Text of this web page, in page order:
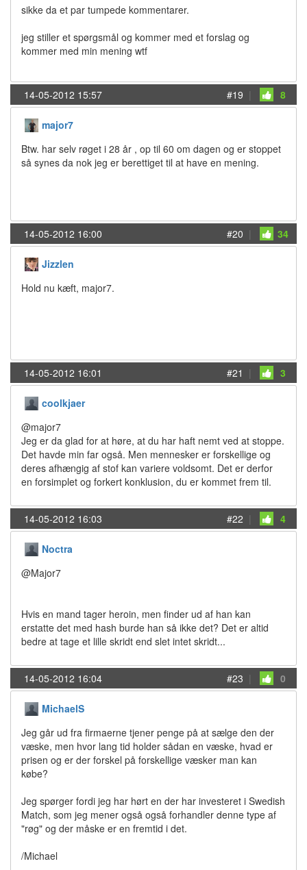
sikke da et par tumpede kommentarer.
jeg stiller et spørgsmål og kommer med et forslag og
kommer med min mening wtf
14-05-2012 15:57 #19 | 8
major7
Btw. har selv røget i 28 år , op til 60 om dagen og er stoppet
så synes da nok jeg er berettiget til at have en mening.
14-05-2012 16:00 #20 | 34
Jizzlen
Hold nu kæft, major7.
14-05-2012 16:01 #21 | 3
coolkjaer
@major7
Jeg er da glad for at høre, at du har haft nemt ved at stoppe.
Det havde min far også. Men mennesker er forskellige og
deres afhængig af stof kan variere voldsomt. Det er derfor
en forsimplet og forkert konklusion, du er kommet frem til.
14-05-2012 16:03 #22 | 4
Noctra
@Major7
Hvis en mand tager heroin, men finder ud af han kan
erstatte det med hash burde han så ikke det? Det er altid
bedre at tage et lille skridt end slet intet skridt...
14-05-2012 16:04 #23 | 0
MichaelS
Jeg går ud fra firmaerne tjener penge på at sælge den der
væske, men hvor lang tid holder sådan en væske, hvad er
prisen og er der forskel på forskellige væsker man kan
købe?
Jeg spørger fordi jeg har hørt en der har investeret i Swedish
Match, som jeg mener også også forhandler denne type af
"røg" og der måske er en fremtid i det.
/Michael